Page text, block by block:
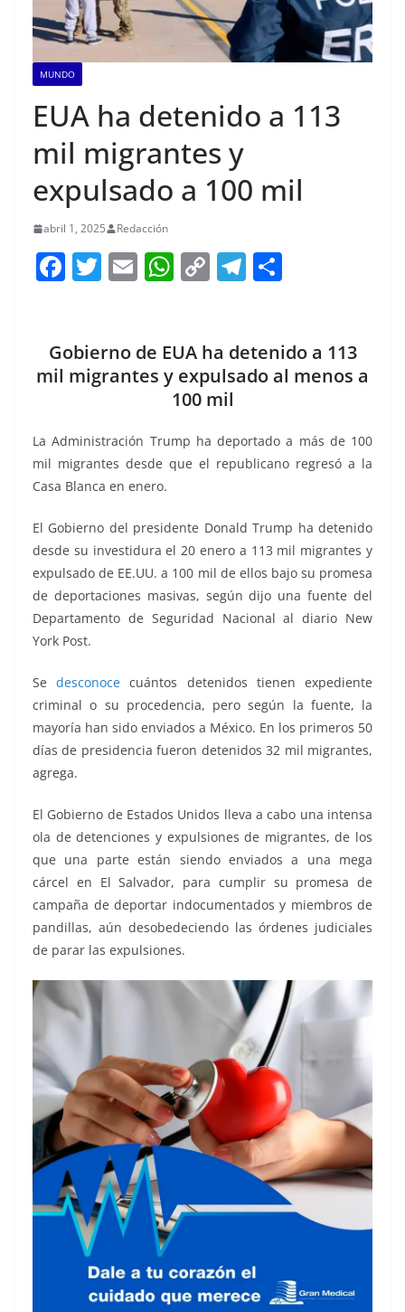
MUNDO
EUA ha detenido a 113
mil migrantes y
expulsado a 100 mil
abril 1, 2025 Redacción
F
e
b
o
k
T
er
E
l
W
s
A
p
p
C
y
Li
n
k
T
gr
a
e
Gobierno de EUA ha detenido a 113
mil migrantes y expulsado al menos a
100 mil
La Administración Trump ha deportado a más de 100
mil migrantes desde que el republicano regresó a la
Casa Blanca en enero.
El Gobierno del presidente Donald Trump ha detenido
desde su investidura el 20 enero a 113 mil migrantes y
expulsado de EE.UU. a 100 mil de ellos bajo su promesa
de deportaciones masivas, según dijo una fuente del
Departamento de Seguridad Nacional al diario New
York Post.
Sedesconoce cuántos detenidos tienen expediente
criminal o su procedencia, pero según la fuente, la
mayoría han sido enviados a México. En los primeros 50
días de presidencia fueron detenidos 32 mil migrantes,
agrega.
El Gobierno de Estados Unidos lleva a cabo una intensa
ola de detenciones y expulsiones de migrantes, de los
que una parte están siendo enviados a una mega
cárcel en El Salvador, para cumplir su promesa de
campaña de deportar indocumentados y miembros de
pandillas, aún desobedeciendo las órdenes judiciales
de parar las expulsiones.